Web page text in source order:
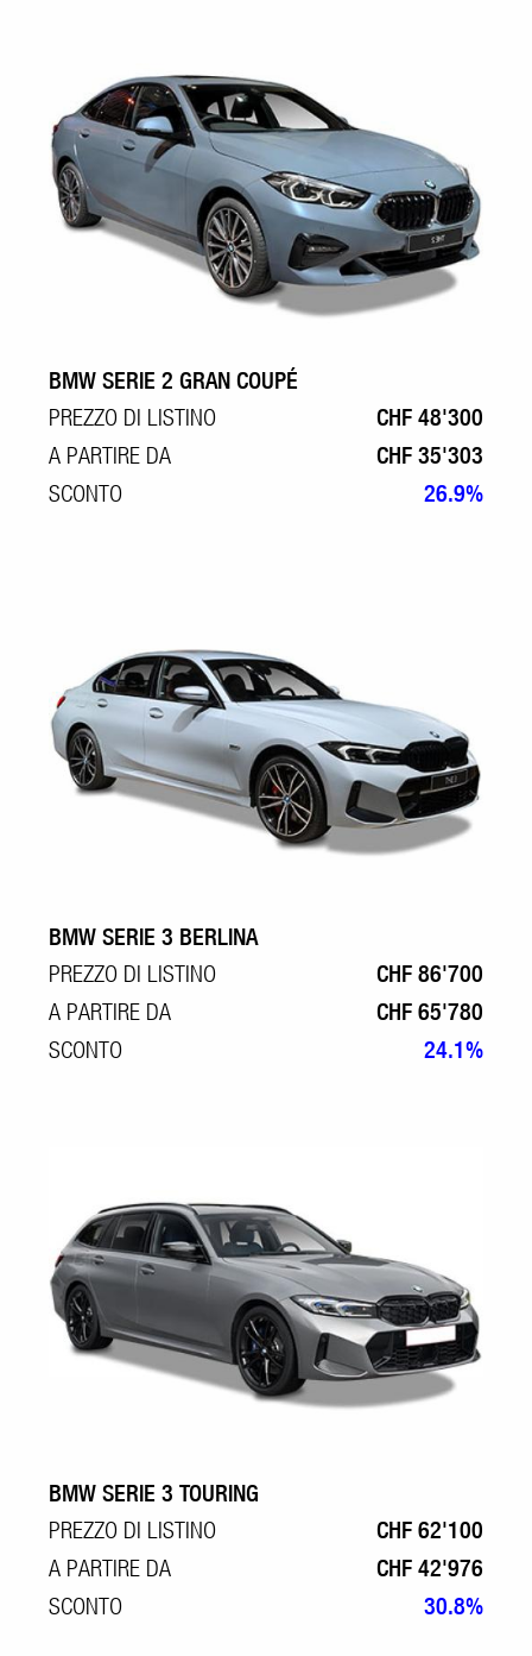
BMW SERIE 2 GRAN COUPÉ
PREZZO DI LISTINO
CHF 48'300
A PARTIRE DA
CHF 35'303
SCONTO
26.9%
BMW SERIE 3 BERLINA
PREZZO DI LISTINO
CHF 86'700
A PARTIRE DA
CHF 65'780
SCONTO
24.1%
BMW SERIE 3 TOURING
PREZZO DI LISTINO
CHF 62'100
A PARTIRE DA
CHF 42'976
SCONTO
30.8%